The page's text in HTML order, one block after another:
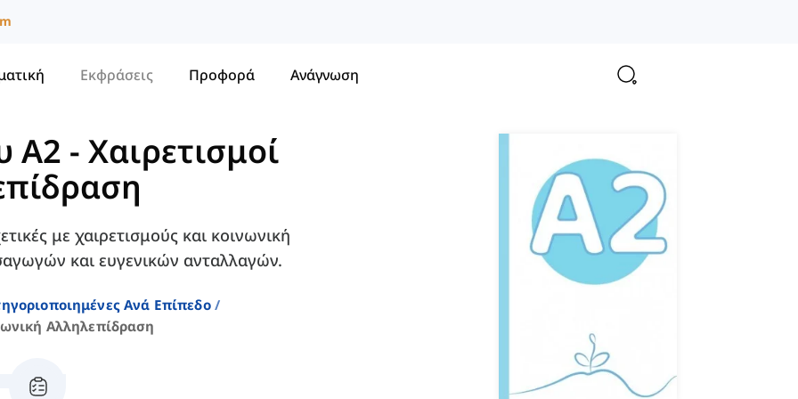
Εκφράσεις Προφορά Ανάγνωση
A2 - Χαιρετισμοί
με χαιρετισμούς και κοινωνική
και ευγενικών ανταλλαγών.
Ανά Επίπεδο
Αλληλεπίδραση